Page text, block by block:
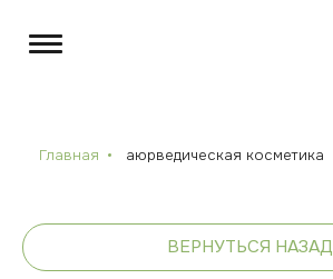
Главная аюрведическая косметика
ВЕРНУТЬСЯ НАЗАД